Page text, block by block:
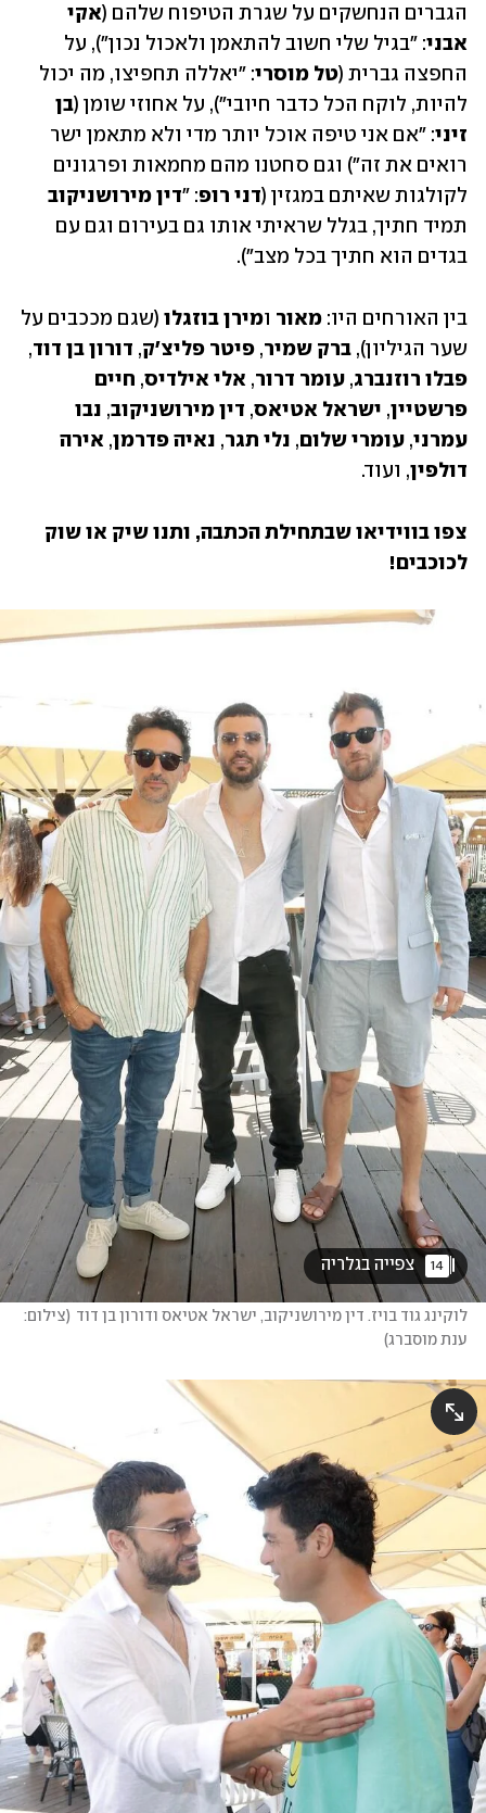
הגברים הנחשקים על שגרת הטיפוח שלהם (
אבני
החפצה גברית (טל מוסרי
להיות, לוקח הכל כדבר חיובי"), על אחוזי שומן (
זיני
לקולגות שאיתם במגזין (דני רופ: "דין מירושניקוב
בגדים הוא חתיך בכל מצב").
בין האורחים היו: מאור ומירן בוזגלו
שער הגיליון), ברק שמיר, פיטר פליצ'ק, דורון בן דוד,
פבלו רוזנברג, עומר דרור, אלי אילדיס,
פרשטיין, ישראל אטיאס, דין מירושניקוב,
עמרני, עומרי שלום, נלי תגר, נאיה פדרמן,
דולפין, ועוד.
לכוכבים!
14
לוקינג גוד בויז. דין מירושניקוב, ישראל אטיאס ודורון בן דוד (
ענת מוסברג)